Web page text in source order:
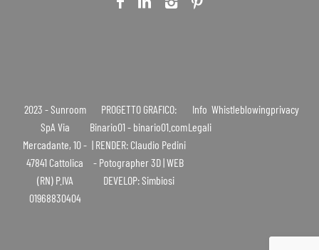
2023 - Sunroom
SpA Via
Mercadante, 10 -
47841 Cattolica
(RN) P.IVA
01968830404
PROGETTO GRAFICO:
Binario01 - binario01.com
| RENDER: Claudio Pedini
- Potographer 3D | WEB
DEVELOP: Simbiosi
Info
Legali
Whistleblowingprivacy